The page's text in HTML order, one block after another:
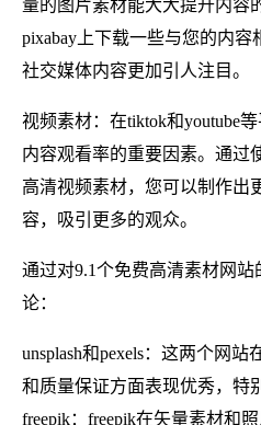
量的图片素材能大大提升内容
pixabay上下载一些与您的内
社交媒体内容更加引人注目。
视频素材：在tiktok和youtube
内容观看率的重要因素。通过
高清视频素材，您可以制作出
容，吸引更多的观众。
通过对9.1个免费高清素材网
论：
unsplash和pexels：这两个网
和质量保证方面表现优秀，特
freepik：freepik在矢量素材和